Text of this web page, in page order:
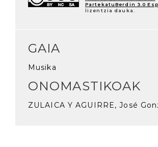
PartekatuBerdin 3.0
lizentzia dauka.
GAIA
Musika
ONOMASTIKOAK
ZULAICA Y AGUIRRE, José